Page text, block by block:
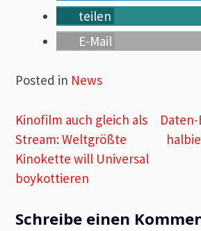
teilen
E-Mail
Posted in News
Kinofilm auch gleich als
Stream: Weltgrößte
Kinokette will Universal
boykottieren
Schreibe einen